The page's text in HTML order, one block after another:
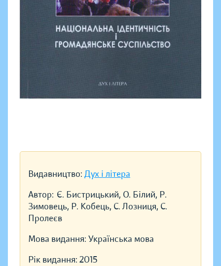
Видавництво: Дух і літера
Автор: Є. Бистрицький, О. Білий, Р.
Зимовець, Р. Кобець, С. Лозниця, С.
Пролеєв
Мова видання: Українська мова
Рік видання: 2015